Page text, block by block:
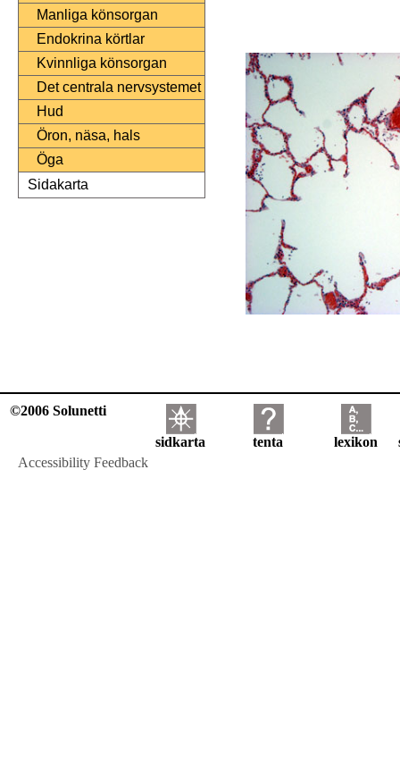
Manliga könsorgan
Endokrina körtlar
Kvinnliga könsorgan
Det centrala nervsystemet
Hud
Öron, näsa, hals
Öga
Sidakarta
©2006 Solunetti
sidkarta tenta lexikon
Accessibility Feedback